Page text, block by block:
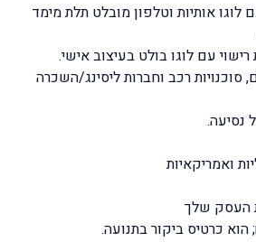
לוגו אותיות וטלפון מובלט תלת מימד
עם לוגו בולט בעיצוב אישי.
סוכנויות רכב וחברות ליסינג/השכרה
נסיעה.
ואמריקאיות
העסק שלך